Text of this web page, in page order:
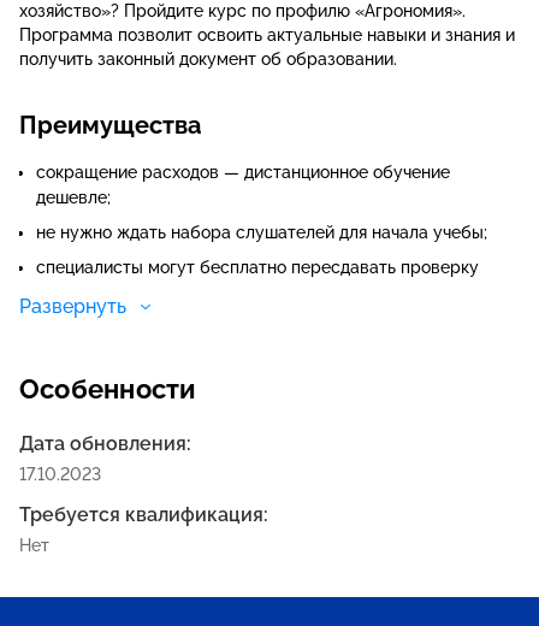
хозяйство»? Пройдите курс по профилю «Агрономия».
Программа позволит освоить актуальные навыки и знания и
получить законный документ об образовании.
Преимущества
сокращение расходов — дистанционное обучение
дешевле;
не нужно ждать набора слушателей для начала учебы;
специалисты могут бесплатно пересдавать проверку
Развернуть
Особенности
Дата обновления:
17.10.2023
Требуется квалификация:
Нет